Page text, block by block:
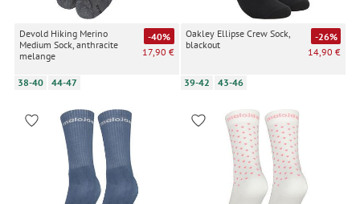
Devold Hiking Merino
Medium Sock, anthracite
melange
-40%
17,90 €
38-40 44-47
Oakley Ellipse Crew Sock,
blackout
-26%
14,90 €
39-42 43-46